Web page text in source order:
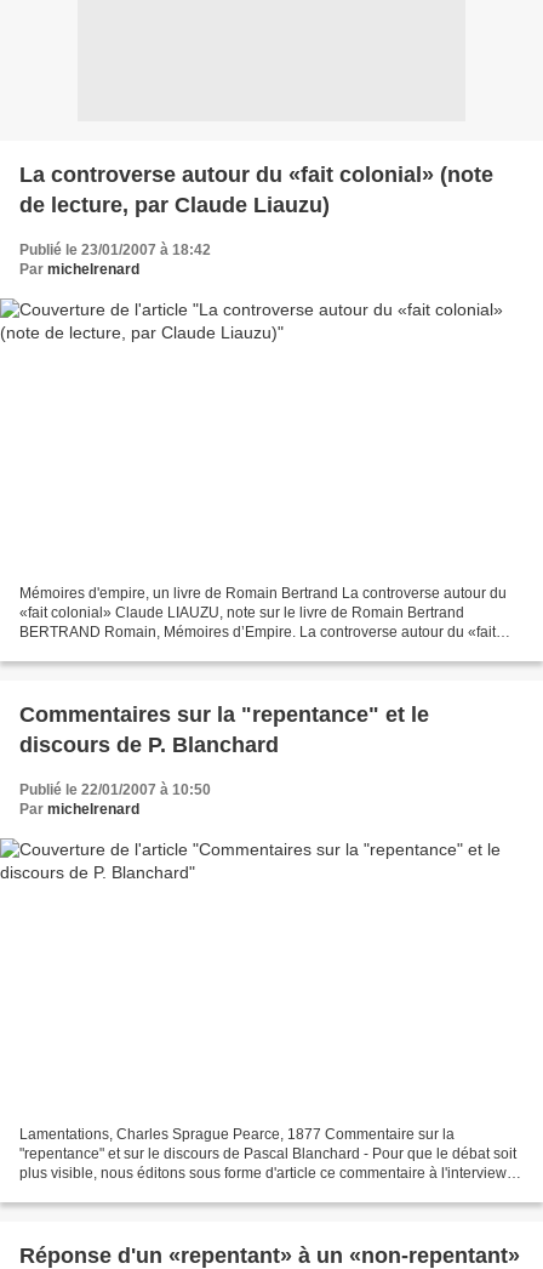
La controverse autour du «fait colonial» (note
de lecture, par Claude Liauzu)
Publié le 23/01/2007 à 18:42
Par michelrenard
Mémoires d'empire, un livre de Romain Bertrand La controverse autour du
«fait colonial» Claude LIAUZU, note sur le livre de Romain Bertrand
BERTRAND Romain, Mémoires d’Empire. La controverse autour du «fait
Commentaires sur la "repentance" et le
discours de P. Blanchard
Publié le 22/01/2007 à 10:50
Par michelrenard
Lamentations, Charles Sprague Pearce, 1877 Commentaire sur la
"repentance" et sur le discours de Pascal Blanchard - Pour que le débat soit
plus visible, nous éditons sous forme d'article ce commentaire à l'interview
Réponse d'un «repentant» à un «non-repentant»